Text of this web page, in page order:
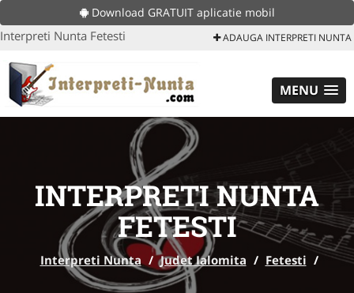
Download GRATUIT aplicatie mobil
Interpreti Nunta Fetesti ADAUGA INTERPRETI NUNTA
MENU
INTERPRETI NUNTA
FETESTI
Interpreti Nunta / Judet Ialomita / Fetesti /